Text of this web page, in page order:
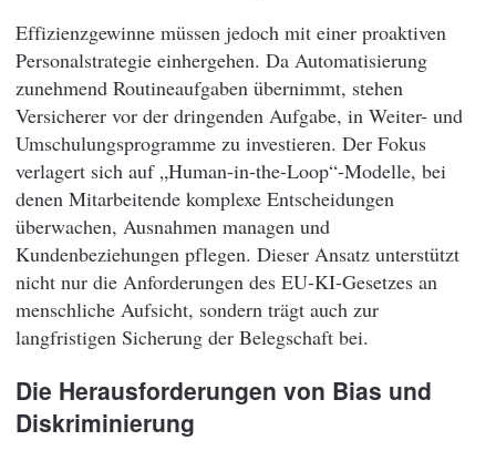
Effizienzgewinne müssen jedoch mit einer proaktiven
Personalstrategie einhergehen. Da Automatisierung
zunehmend Routineaufgaben übernimmt, stehen
Versicherer vor der dringenden Aufgabe, in Weiter- und
Umschulungsprogramme zu investieren. Der Fokus
verlagert sich auf „Human-in-the-Loop“-Modelle, bei
denen Mitarbeitende komplexe Entscheidungen
überwachen, Ausnahmen managen und
Kundenbeziehungen pflegen. Dieser Ansatz unterstützt
nicht nur die Anforderungen des EU-KI-Gesetzes an
menschliche Aufsicht, sondern trägt auch zur
langfristigen Sicherung der Belegschaft bei.
Die Herausforderungen von Bias und
Diskriminierung